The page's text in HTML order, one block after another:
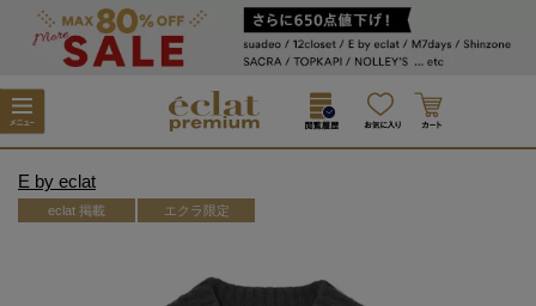
E by eclat
eclat 掲載 エクラ限定